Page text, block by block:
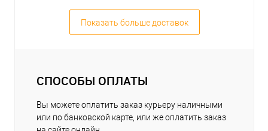
Показать больше доставок
СПОСОБЫ ОПЛАТЫ
Вы можете оплатить заказ курьеру наличными
или по банковской карте, или же оплатить заказ